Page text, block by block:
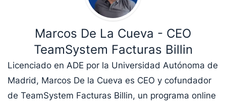
Marcos De La Cueva - CEO
TeamSystem Facturas Billin
Licenciado en ADE por la Universidad Autónoma de
Madrid, Marcos De la Cueva es CEO y cofundador
de TeamSystem Facturas Billin, un programa online